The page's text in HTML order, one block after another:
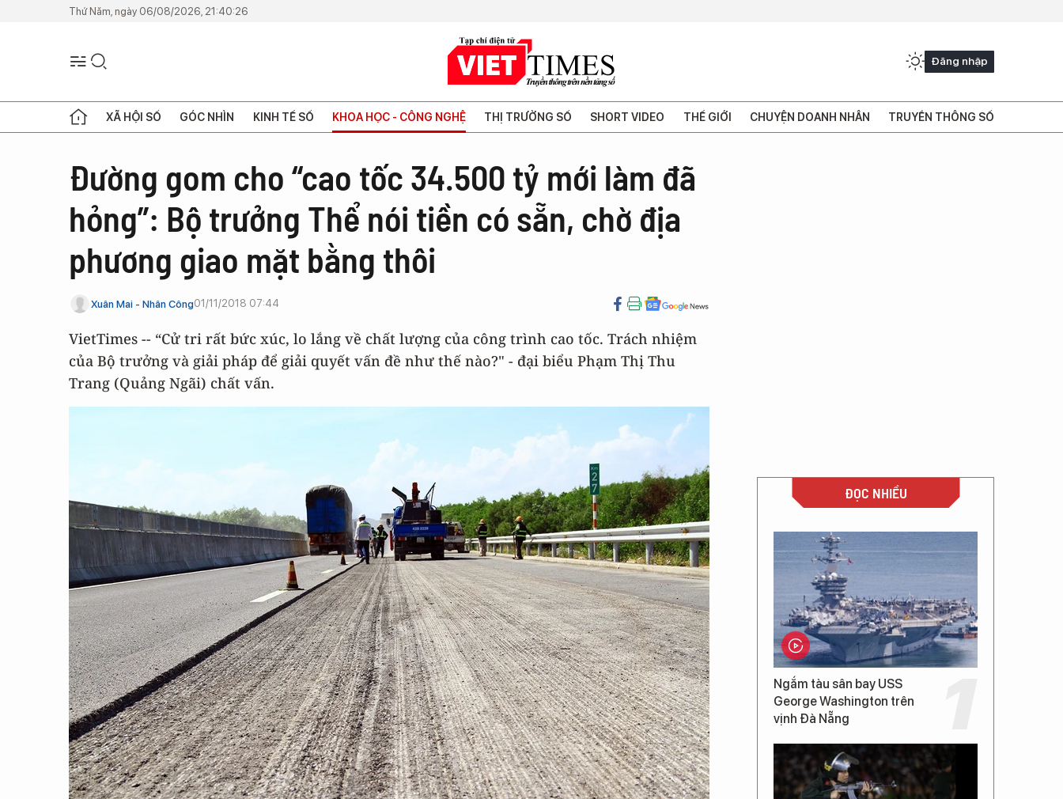
Thứ Năm, ngày 06/08/2026, 21:40:26
Đăng nhập
XÃ HỘI SỐ GÓC NHÌN KINH TẾ SỐ KHOA HỌC - CÔNG NGHỆ THỊ TRƯỜNG SỐ SHORT VIDEO THẾ GIỚI CHUYỆN DOANH NHÂN TRUYỀN THÔNG SỐ
Đường gom cho “cao tốc 34.500 tỷ mới làm đã
hỏng”: Bộ trưởng Thể nói tiền có sẵn, chờ địa
phương giao mặt bằng thôi
Xuân Mai - Nhân Công01/11/2018 07:44
VietTimes -- “Cử tri rất bức xúc, lo lắng về chất lượng của công trình cao tốc. Trách nhiệm
của Bộ trưởng và giải pháp để giải quyết vấn đề như thế nào?" - đại biểu Phạm Thị Thu
Trang (Quảng Ngãi) chất vấn.
ĐỌC NHIỀU
Ngắm tàu sân bay USS
George Washington trên
vịnh Đà Nẵng